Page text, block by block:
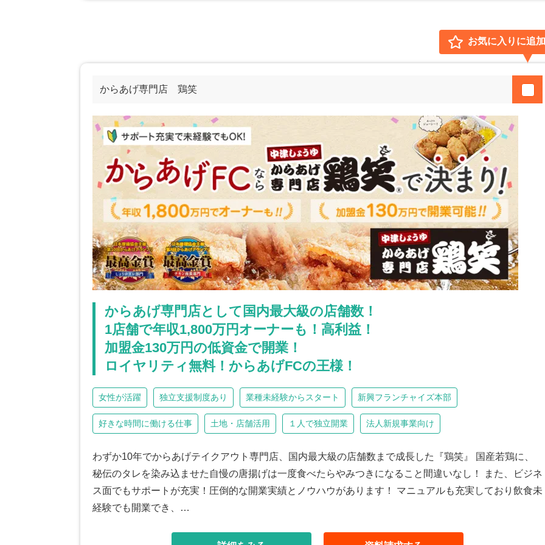
お気に入りに追加
からあげ専門店 鶏笑
からあげ専門店として国内最大級の店舗数！
1店舗で年収1,800万円オーナーも！高利益！
加盟金130万円の低資金で開業！
ロイヤリティ無料！からあげFCの王様！
女性が活躍 独立支援制度あり 業種未経験からスタート 新興フランチャイズ本部
好きな時間に働ける仕事 土地・店舗活用 １人で独立開業 法人新規事業向け
わずか10年でからあげテイクアウト専門店、国内最大級の店舗数まで成長した『鶏笑』 国産若鶏に、
秘伝のタレを染み込ませた自慢の唐揚げは一度食べたらやみつきになること間違いなし！ また、ビジネ
ス面でもサポートが充実！圧倒的な開業実績とノウハウがあります！ マニュアルも充実しており飲食未
経験でも開業でき、…